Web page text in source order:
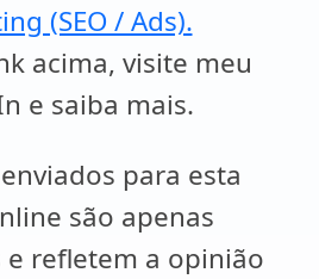
(SEO / Ads).
acima, visite meu
e saiba mais.
para esta
são apenas
refletem a opinião